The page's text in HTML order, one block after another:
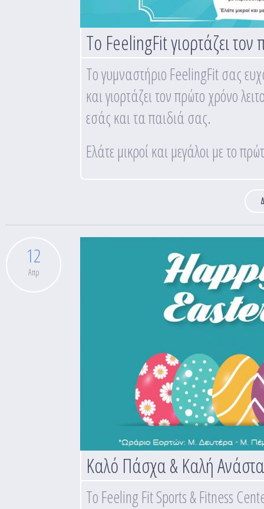
Το FeelingFit γιορτάζει τον
Το γυμναστήριο FeelingFit σας
και γιορτάζει τον πρώτο χρόνο
εσάς και τα παιδιά σας.
Ελάτε μικροί και μεγάλοι με το
12
Απρ
Καλό Πάσχα & Καλή
Το Feeling Fit Sports & Fitness